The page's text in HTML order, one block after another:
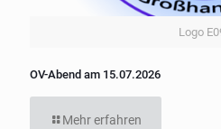
Logo
OV-Abend am 15.07.2026
Mehr erfahren